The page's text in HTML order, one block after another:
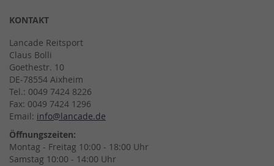
KONTAKT
Lancade Reitsport
Claus Bolli
Goethestr. 10
DE-78554 Aixheim
Tel.: 0049 7424 8226
Fax: 0049 7424 1296
Email: info@lancade.de
Öffnungszeiten:
Montag - Freitag 10:00 - 18:00 Uhr
Samstag 10:00 - 14:00 Uhr